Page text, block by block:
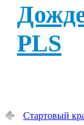
PLS
Стартовый